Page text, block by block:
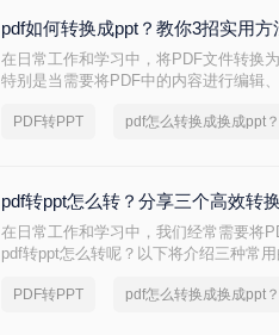
pdf如何转换成ppt？教你3招实用方
在日常工作和学习中，将PDF文件转换
特别是当需要将PDF中的内容进行编辑
PDF转PPT
pdf转ppt怎么转？分享三个高效转
在日常工作和学习中，我们经常需要将
pdf转ppt怎么转呢？以下将介绍三种常
PDF转PPT